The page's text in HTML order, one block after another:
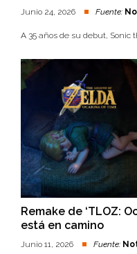
Junio 24, 2026 Fuente:
A 35 años de su debut, Sonic
Remake de ‘TLOZ:
está en camino
Junio 11, 2026 Fuente: